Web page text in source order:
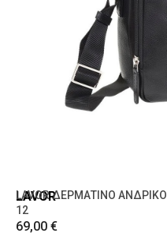
LAVOR
LAVOR ΔΕΡΜΑΤΙΝΟ
12
69,00 €